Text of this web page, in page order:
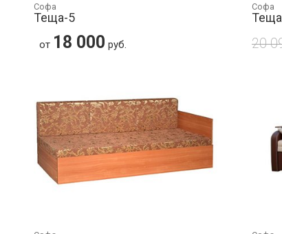
Софа
Теща-5
от 18 000 руб.
Софа
20